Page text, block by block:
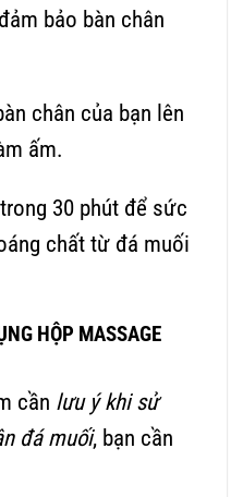
bảo bàn chân
chân của bạn lên
ấm.
30 phút để sức
chất từ đá muối
HỘP MASSAGE
cần lưu ý khi sử
đá muối, bạn cần